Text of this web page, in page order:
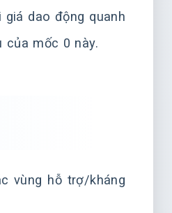
dao động quanh
của mốc 0 này.
vùng hỗ trợ/kháng